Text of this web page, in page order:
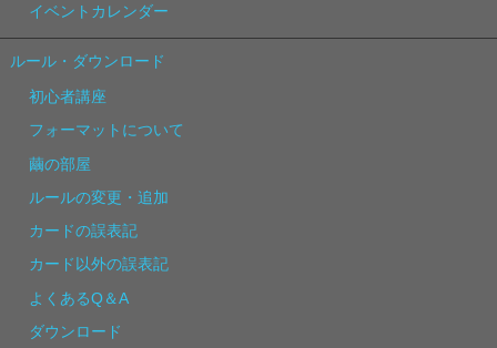
イベントカレンダー
ルール・ダウンロード
初心者講座
フォーマットについて
繭の部屋
ルールの変更・追加
カードの誤表記
カード以外の誤表記
よくあるQ＆A
ダウンロード